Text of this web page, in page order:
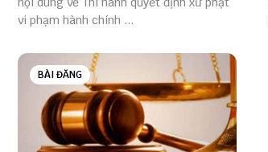
vi phạm hành chính ...
BÀI ĐĂNG